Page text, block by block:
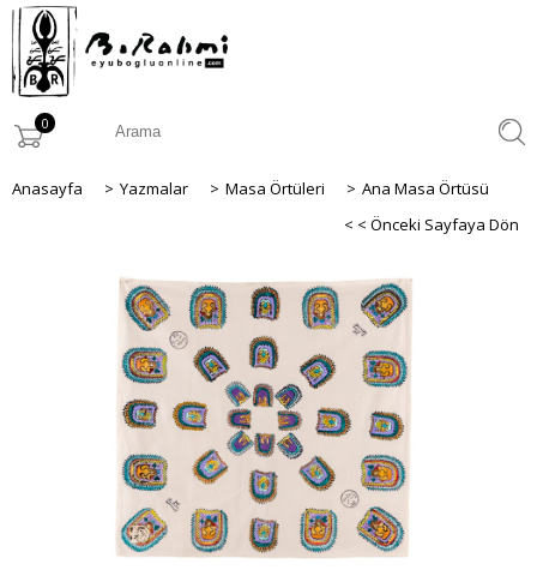
0
Anasayfa > Yazmalar > Masa Örtüleri > Ana Masa Örtüsü
< < Önceki Sayfaya Dön